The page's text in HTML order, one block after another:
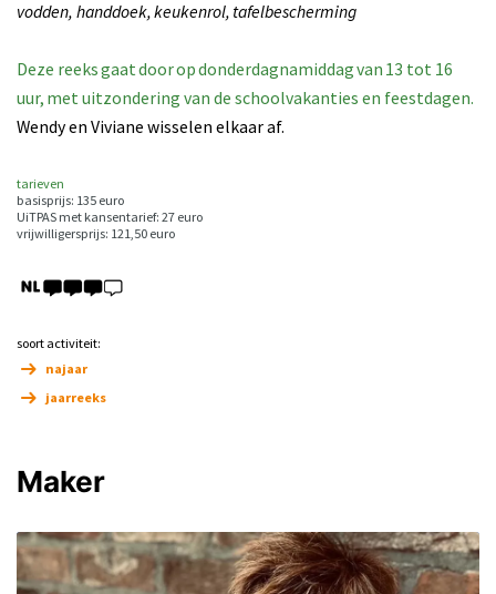
vodden, handdoek, keukenrol, tafelbescherming
Deze reeks gaat door op donderdagnamiddag van 13 tot 16
uur, met uitzondering van de schoolvakanties en feestdagen.
Wendy en Viviane wisselen elkaar af.
tarieven
basisprijs: 135 euro
UiTPAS met kansentarief: 27 euro
vrijwilligersprijs: 121,50 euro
soort activiteit:
najaar
jaarreeks
Maker